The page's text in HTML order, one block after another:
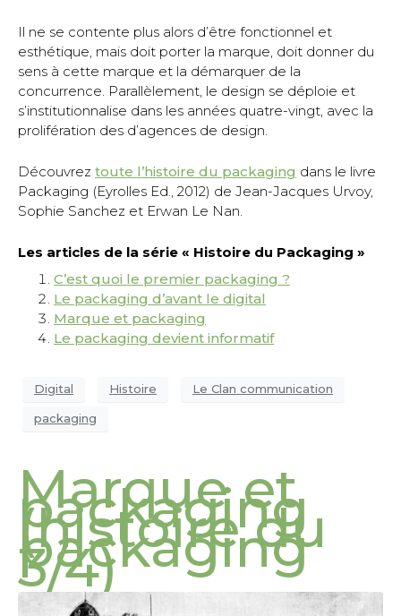
Il ne se contente plus alors d’être fonctionnel et
esthétique, mais doit porter la marque, doit donner du
sens à cette marque et la démarquer de la
concurrence. Parallèlement, le design se déploie et
s’institutionnalise dans les années quatre-vingt, avec la
prolifération des d’agences de design.
Découvrez toute l’histoire du packaging dans le livre
Packaging (Eyrolles Ed., 2012) de Jean-Jacques Urvoy,
Sophie Sanchez et Erwan Le Nan.
Les articles de la série « Histoire du Packaging »
C’est quoi le premier packaging ?
Le packaging d’avant le digital
Marque et packaging
Le packaging devient informatif
Digital Histoire Le Clan communication
packaging
Marque et
packaging
(histoire du
packaging
3/4)